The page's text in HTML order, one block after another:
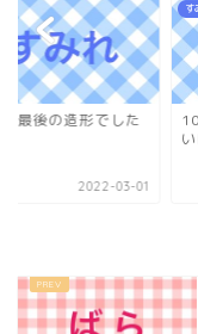
後の造形でした
2022-03-01
す